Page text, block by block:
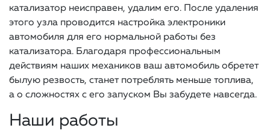
катализатор неисправен, удалим его. После удаления
этого узла проводится настройка электроники
автомобиля для его нормальной работы без
катализатора. Благодаря профессиональным
действиям наших механиков ваш автомобиль обретет
былую резвость, станет потреблять меньше топлива,
а о сложностях с его запуском Вы забудете навсегда.
Наши работы